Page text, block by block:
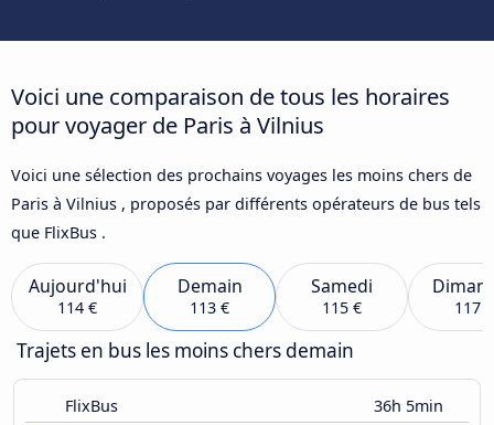
Voici une comparaison de tous les horaires
pour voyager de Paris à Vilnius
Voici une sélection des prochains voyages les moins chers de
Paris à Vilnius , proposés par différents opérateurs de bus tels
que FlixBus .
Aujourd'hui
114 €
Demain
113 €
Samedi
115 € 117 €
Trajets en bus les moins chers demain
FlixBus 36h 5min